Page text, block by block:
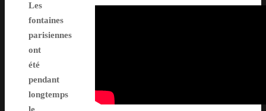
Les
fontaines
parisiennes
ont
été
pendant
longtemps